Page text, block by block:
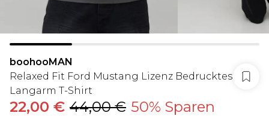
boohooMAN
Relaxed Fit Ford Mustang Lizenz Bedrucktes
Langarm T-Shirt
22,00 € 44,00 € 50% Sparen